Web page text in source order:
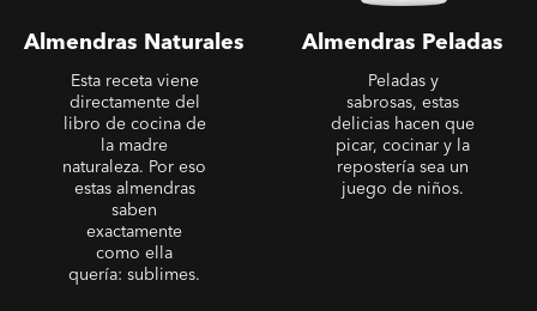
Almendras Naturales
Esta receta viene
directamente del
libro de cocina de
la madre
naturaleza. Por eso
estas almendras
saben
exactamente
como ella
quería: sublimes.
Almendras Peladas
Peladas y
sabrosas, estas
delicias hacen que
picar, cocinar y la
repostería sea un
juego de niños.